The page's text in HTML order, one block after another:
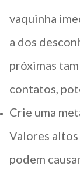
vaquinha
a dos
próximas
contatos,
Crie uma
Valores
podem